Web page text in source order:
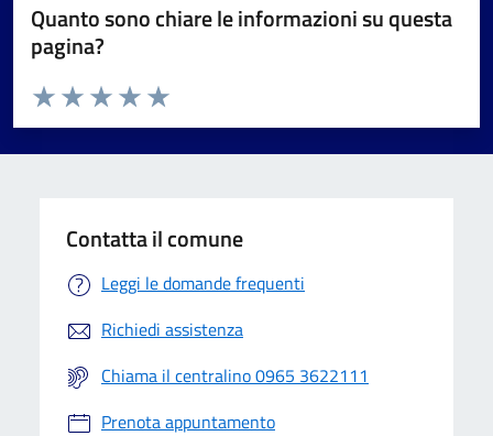
Quanto sono chiare le informazioni su questa
pagina?
Valuta da 1 a 5 stelle la pagina
Valuta 5 stelle su 5
Valuta 4 stelle su 5
Valuta 3 stelle su 5
Valuta 2 stelle su 5
Valuta 1 stelle su 5
Contatta il comune
Leggi le domande frequenti
Richiedi assistenza
Chiama il centralino 0965 3622111
Prenota appuntamento